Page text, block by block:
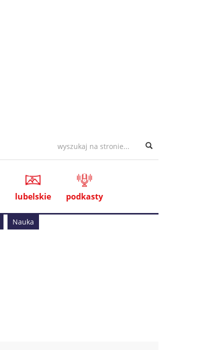
lubelskie podkasty
Nauka